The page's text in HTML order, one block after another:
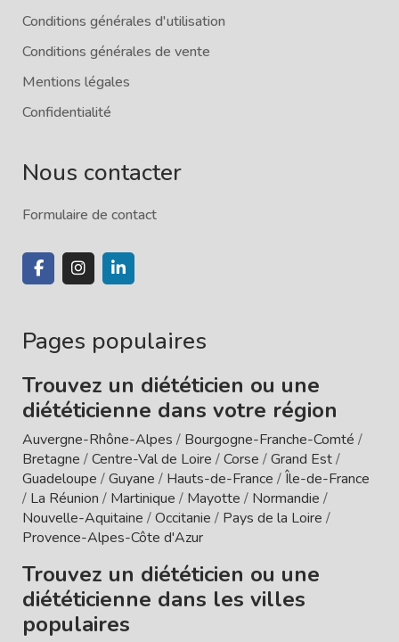
Conditions générales d'utilisation
Conditions générales de vente
Mentions légales
Confidentialité
Nous contacter
Formulaire de contact
Pages populaires
Trouvez un diététicien ou une
diététicienne dans votre région
Auvergne-Rhône-Alpes / Bourgogne-Franche-Comté /
Bretagne /Centre-Val de Loire /Corse /Grand Est/
Guadeloupe /Guyane / Hauts-de-France /Île-de-France
/ La Réunion / Martinique / Mayotte / Normandie /
Nouvelle-Aquitaine /Occitanie / Pays de la Loire /
Provence-Alpes-Côte d'Azur
Trouvez un diététicien ou une
diététicienne dans les villes
populaires